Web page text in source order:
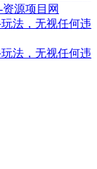
法，无视任何违
法，无视任何违